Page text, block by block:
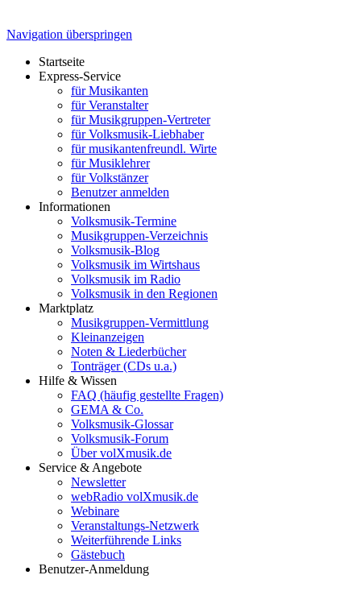
Navigation überspringen
Startseite
Express-Service
für Musikanten
für Veranstalter
für Musikgruppen-Vertreter
für Volksmusik-Liebhaber
für musikantenfreundl. Wirte
für Musiklehrer
für Volkstänzer
Benutzer anmelden
Informationen
Volksmusik-Termine
Musikgruppen-Verzeichnis
Volksmusik-Blog
Volksmusik im Wirtshaus
Volksmusik im Radio
Volksmusik in den Regionen
Marktplatz
Musikgruppen-Vermittlung
Kleinanzeigen
Noten & Liederbücher
Tonträger (CDs u.a.)
Hilfe & Wissen
FAQ (häufig gestellte Fragen)
GEMA & Co.
Volksmusik-Glossar
Volksmusik-Forum
Über volXmusik.de
Service & Angebote
Newsletter
webRadio volXmusik.de
Webinare
Veranstaltungs-Netzwerk
Weiterführende Links
Gästebuch
Benutzer-Anmeldung